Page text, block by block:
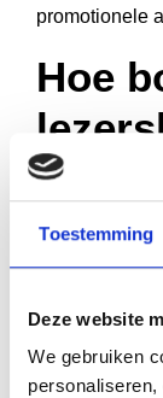
Toestemming
Deze website
We gebruiken
promotionele
Hoe
geven?
kwaliteit te
die tevreden